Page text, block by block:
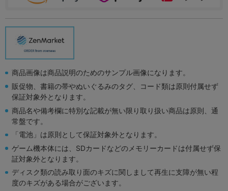
商品画像は商品説明のためのサンプル画像になります。
販促物、書籍の帯やぬいぐるみのタグ、コード類は原則付属せず
保証対象外となります。
商品名や備考欄に特別な記載が無い限り取り扱い商品は原則、通
常盤です。
「電池」は原則として保証対象外となります。
ゲーム機本体には、SDカードなどのメモリーカードは付属せず保
証対象外となります。
ディスク類の読み取り面のキズに関しまして再生に支障が無い程
度のキズがある場合がございます。